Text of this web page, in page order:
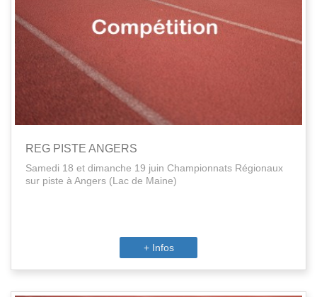
REG PISTE ANGERS
Samedi 18 et dimanche 19 juin Championnats Régionaux
sur piste à Angers (Lac de Maine)
+ Infos